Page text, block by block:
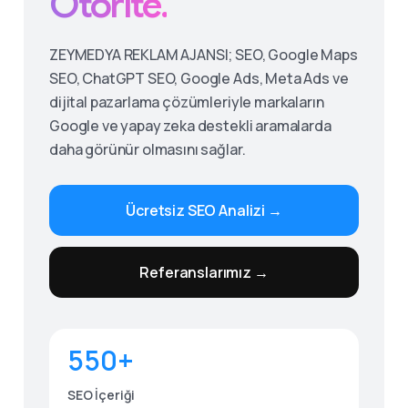
ZEYMEDYA REKLAM AJANSI; SEO, Google Maps
SEO, ChatGPT SEO, Google Ads, Meta Ads ve
dijital pazarlama çözümleriyle markaların
Google ve yapay zeka destekli aramalarda
daha görünür olmasını sağlar.
Ücretsiz SEO Analizi →
Referanslarımız →
550+
SEO İçeriği
Give us a call
Send us a message
Send your message any time you want.